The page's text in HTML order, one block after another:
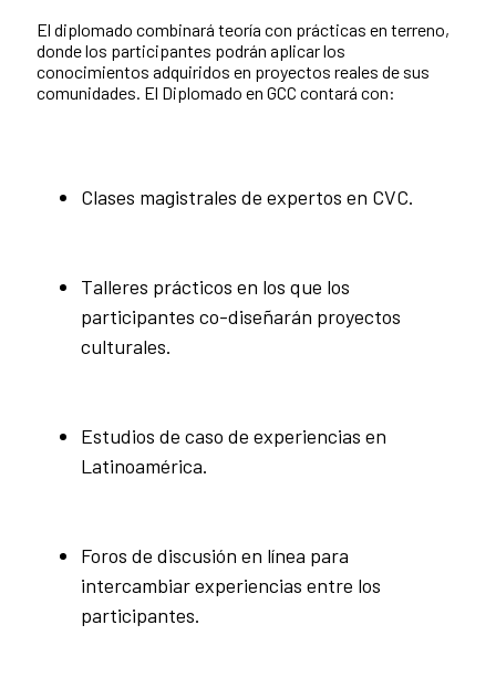
El diplomado combinará teoría con prácticas en terreno,
donde los participantes podrán aplicar los
conocimientos adquiridos en proyectos reales de sus
comunidades. El Diplomado en GCC contará con:
Clases magistrales de expertos en CVC.
Talleres prácticos en los que los
participantes co-diseñarán proyectos
culturales.
Estudios de caso de experiencias en
Latinoamérica.
Foros de discusión en línea para
intercambiar experiencias entre los
participantes.